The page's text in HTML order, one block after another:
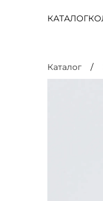
КАТАЛОГ
Каталог